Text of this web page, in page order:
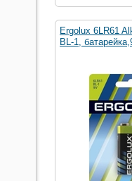
Ergolux 6LR61
BL-1,